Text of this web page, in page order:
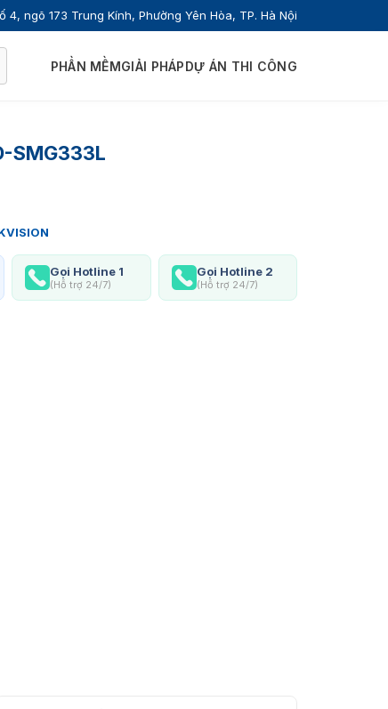
4, ngõ 173 Trung Kính, Phường Yên Hòa, TP. Hà Nội
PHẦN MỀMGIẢI PHÁPDỰ ÁN THI CÔNG
SMG333L
Gọi Hotline 1
(Hỗ trợ 24/7)
Gọi Hotline 2
(Hỗ trợ 24/7)